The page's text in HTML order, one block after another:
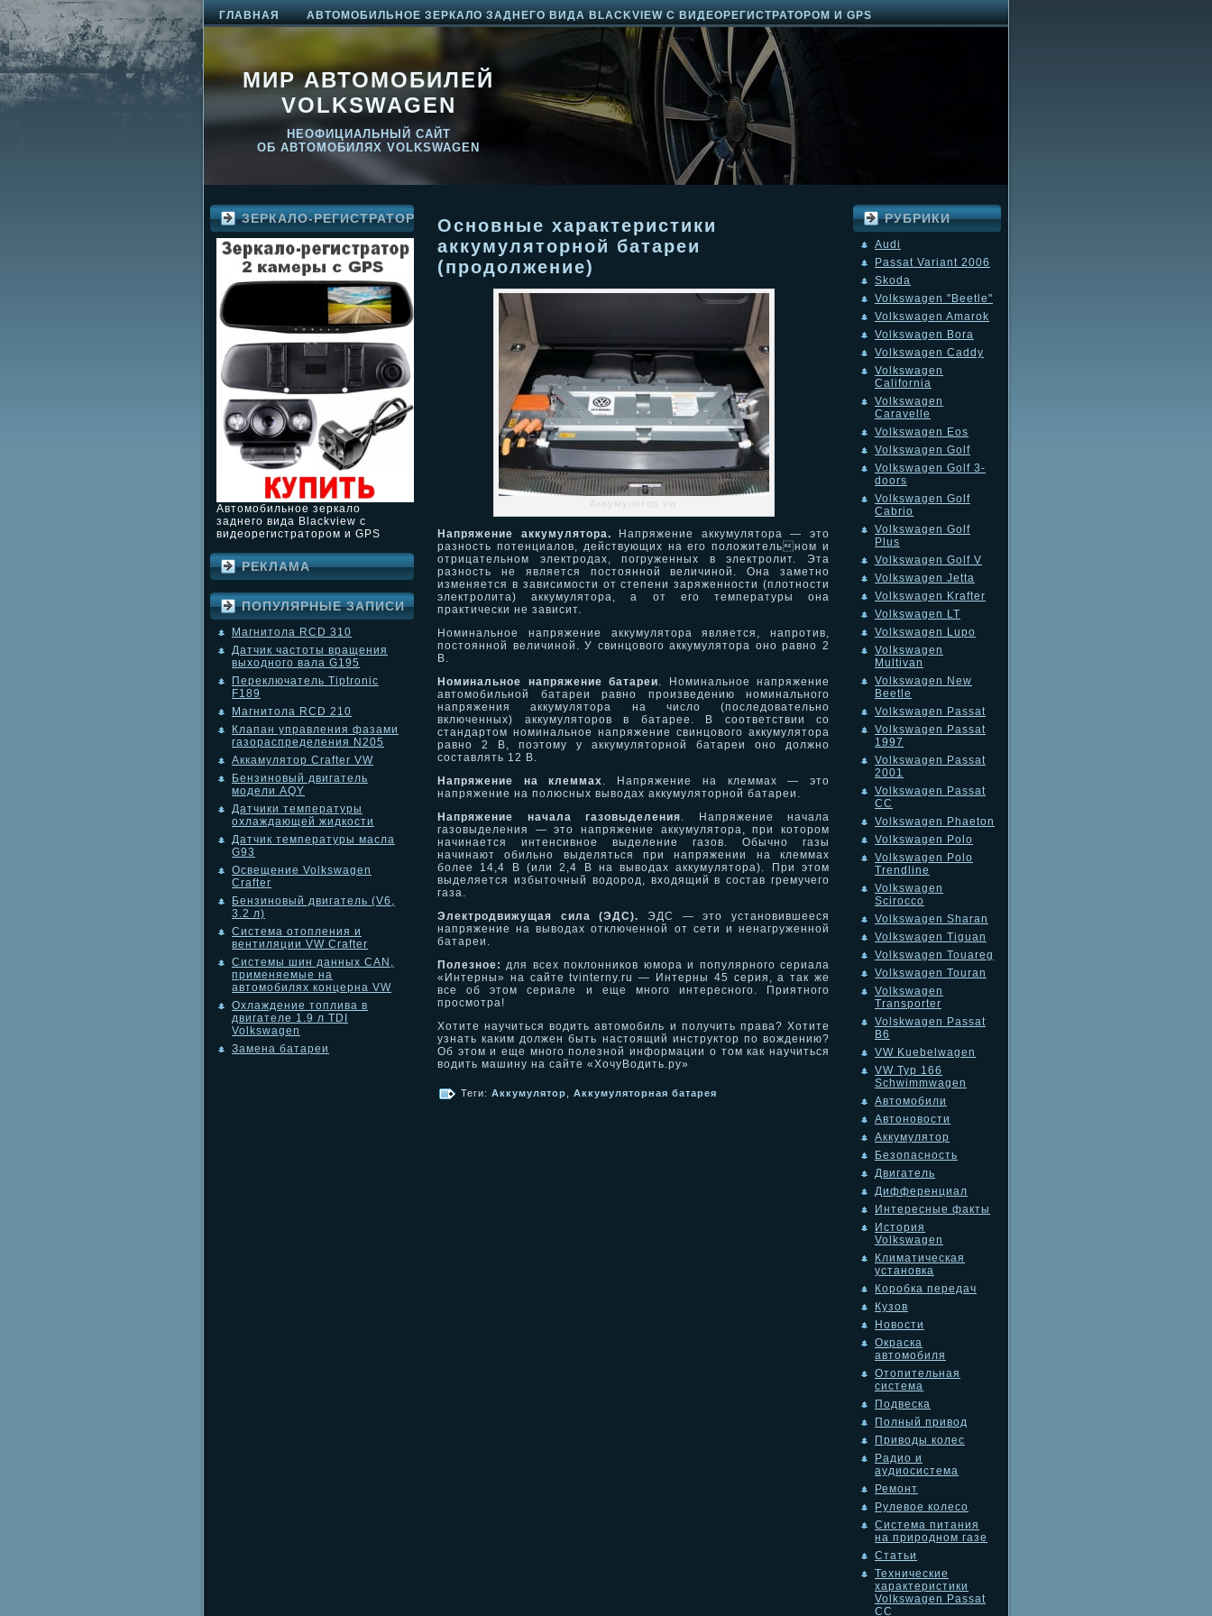
ГЛАВНАЯ АВТОМОБИЛЬНОЕ ЗЕРКАЛО ЗАДНЕГО ВИДА BLACKVIEW С ВИДЕОРЕГИСТРАТОРОМ И GPS
МИР АВТОМОБИЛЕЙ
VOLKSWAGEN
НЕОФИЦИАЛЬНЫЙ САЙТ
ОБ АВТОМОБИЛЯХ VOLKSWAGEN
ЗЕРКАЛО-РЕГИСТРАТОР
Автомобильное зеркало
заднего вида Blackview с
видеорегистратором и GPS
РЕКЛАМА
ПОПУЛЯРНЫЕ ЗАПИСИ
Магнитола RCD 310
Датчик частоты вращения
выходного вала G195
Переключатель Tiptronic
F189
Магнитола RCD 210
Клапан управления фазами
газораспределения N205
Аккамулятор Crafter VW
Бензиновый двигатель
модели AQY
Датчики температуры
охлаждающей жидкости
Датчик температуры масла
G93
Освещение Volkswagen
Crafter
Бензиновый двигатель (V6,
3.2 л)
Система отопления и
вентиляции VW Crafter
Системы шин данных CAN,
применяемые на
автомобилях концерна VW
Охлаждение топлива в
двигателе 1.9 л TDI
Volkswagen
Замена батареи
Основные характеристики
аккумуляторной батареи
(продолжение)
Аккумулятор vw
Напряжение аккумулятора. Напряжение аккумулятора — это
разность потенциалов, действующих на его положительном и
отрицательном электродах, погруженных в электролит. Эта
разность не является постоянной величиной. Она заметно
изменяется в зависимости от степени заряженности (плотности
электролита) аккумулятора, а от его температуры она
практически не зависит.
Номинальное напряжение аккумулятора является, напротив,
постоянной величиной. У свинцового аккумулятора оно равно 2
В.
Номинальное напряжение батареи. Номинальное напряжение
автомобильной батареи равно произведению номинального
напряжения аккумулятора на число (последовательно
включенных) аккумуляторов в батарее. В соответствии со
стандартом номинальное напряжение свинцового аккумулятора
равно 2 В, поэтому у аккумуляторной батареи оно должно
составлять 12 В.
Напряжение на клеммах. Напряжение на клеммах — это
напряжение на полюсных выводах аккумуляторной батареи.
Напряжение начала газовыделения. Напряжение начала
газовыделения — это напряжение аккумулятора, при котором
начинается интенсивное выделение газов. Обычно газы
начинают обильно выделяться при напряжении на клеммах
более 14,4 В (или 2,4 В на выводах аккумулятора). При этом
выделяется избыточный водород, входящий в состав гремучего
газа.
Электродвижущая сила (ЭДС). ЭДС — это установившееся
напряжение на выводах отключенной от сети и ненагруженной
батареи.
Полезное: для всех поклонников юмора и популярного сериала
«Интерны» на сайте tvinterny.ru — Интерны 45 серия, а так же
все об этом сериале и еще много интересного. Приятного
просмотра!
Хотите научиться водить автомобиль и получить права? Хотите
узнать каким должен быть настоящий инструктор по вождению?
Об этом и еще много полезной информации о том как научиться
водить машину на сайте «ХочуВодить.ру»
Теги: Аккумулятор Аккумуляторная батарея
РУБРИКИ
Audi
Passat Variant 2006
Skoda
Volkswagen "Beetle"
Volkswagen Amarok
Volkswagen Bora
Volkswagen Caddy
Volkswagen
California
Volkswagen
Caravelle
Volkswagen Eos
Volkswagen Golf
Volkswagen Golf 3-
doors
Volkswagen Golf
Cabrio
Volkswagen Golf
Plus
Volkswagen Golf V
Volkswagen Jetta
Volkswagen Krafter
Volkswagen LT
Volkswagen Lupo
Volkswagen
Multivan
Volkswagen New
Beetle
Volkswagen Passat
Volkswagen Passat
1997
Volkswagen Passat
2001
Volkswagen Passat
CC
Volkswagen Phaeton
Volkswagen Polo
Volkswagen Polo
Trendline
Volkswagen
Scirocco
Volkswagen Sharan
Volkswagen Tiguan
Volkswagen Touareg
Volkswagen Touran
Volkswagen
Transporter
Volskwagen Passat
B6
VW Kuebelwagen
VW Typ 166
Schwimmwagen
Автомобили
Автоновости
Аккумулятор
Безопасность
Двигатель
Дифференциал
Интересные факты
История
Volkswagen
Климатическая
установка
Коробка передач
Кузов
Новости
Окраска
автомобиля
Отопительная
система
Подвеска
Полный привод
Приводы колес
Радио и
аудиосистема
Ремонт
Рулевое колесо
Система питания
на природном газе
Статьи
Технические
характеристики
Volkswagen Passat
CC